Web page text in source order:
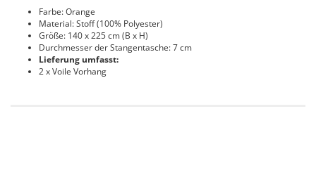
Farbe: Orange
Material: Stoff (100% Polyester)
Größe: 140 x 225 cm (B x H)
Durchmesser der Stangentasche: 7 cm
Lieferung umfasst:
2 x Voile Vorhang